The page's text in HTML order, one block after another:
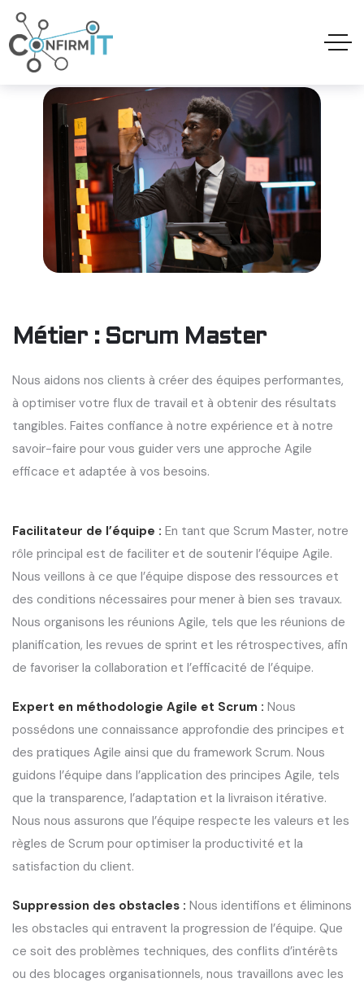
Métier : Scrum Master
Nous aidons nos clients à créer des équipes performantes,
à optimiser votre flux de travail et à obtenir des résultats
tangibles. Faites confiance à notre expérience et à notre
savoir-faire pour vous guider vers une approche Agile
efficace et adaptée à vos besoins.
Facilitateur de l’équipe : En tant que Scrum Master, notre
rôle principal est de faciliter et de soutenir l’équipe Agile.
Nous veillons à ce que l’équipe dispose des ressources et
des conditions nécessaires pour mener à bien ses travaux.
Nous organisons les réunions Agile, tels que les réunions de
planification, les revues de sprint et les rétrospectives, afin
de favoriser la collaboration et l’efficacité de l’équipe.
Expert en méthodologie Agile et Scrum : Nous
possédons une connaissance approfondie des principes et
des pratiques Agile ainsi que du framework Scrum. Nous
guidons l’équipe dans l’application des principes Agile, tels
que la transparence, l’adaptation et la livraison itérative.
Nous nous assurons que l’équipe respecte les valeurs et les
règles de Scrum pour optimiser la productivité et la
satisfaction du client.
Suppression des obstacles : Nous identifions et éliminons
les obstacles qui entravent la progression de l’équipe. Que
ce soit des problèmes techniques, des conflits d’intérêts
ou des blocages organisationnels, nous travaillons avec les